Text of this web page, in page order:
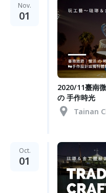
Nov.
01
2020/11臺南
の 手作時光
Tainan
Oct.
01